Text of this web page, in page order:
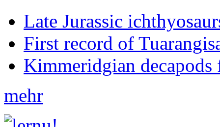
Late Jurassic
First record of
Kimmeridgian
mehr